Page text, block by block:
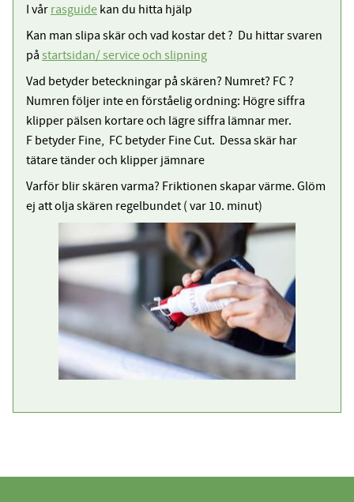
I vår rasguide kan du hitta hjälp
Kan man slipa skär och vad kostar det ? Du hittar svaren
på startsidan/ service och slipning
Vad betyder beteckningar på skären? Numret? FC ?
Numren följer inte en förståelig ordning: Högre siffra
klipper pälsen kortare och lägre siffra lämnar mer.
F betyder Fine, FC betyder Fine Cut. Dessa skär har
tätare tänder och klipper jämnare
Varför blir skären varma? Friktionen skapar värme. Glöm
ej att olja skären regelbundet ( var 10. minut)